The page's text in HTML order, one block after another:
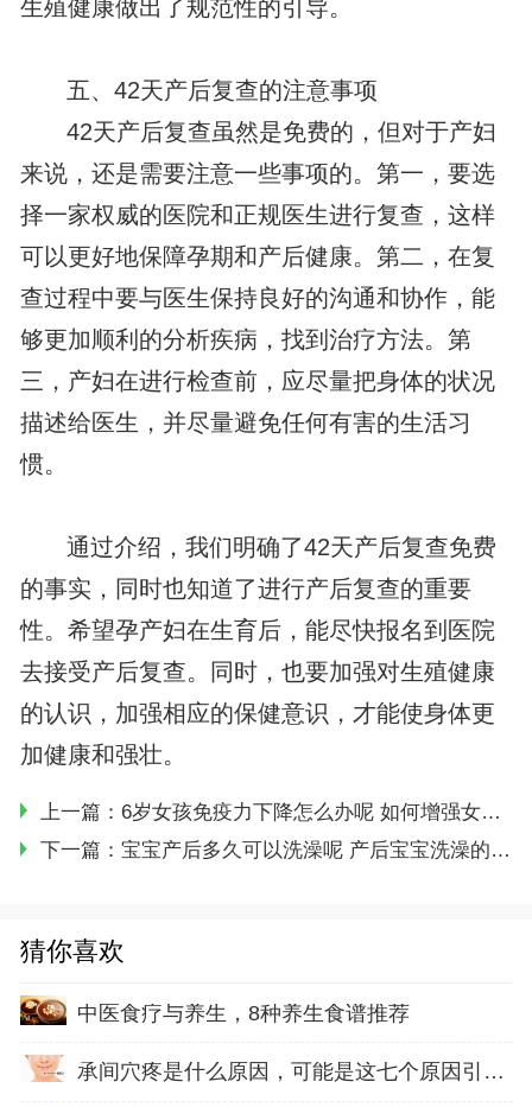
生殖健康做出了规范性的引导。
五、42天产后复查的注意事项
42天产后复查虽然是免费的，但对于产妇
来说，还是需要注意一些事项的。第一，要选
择一家权威的医院和正规医生进行复查，这样
可以更好地保障孕期和产后健康。第二，在复
查过程中要与医生保持良好的沟通和协作，能
够更加顺利的分析疾病，找到治疗方法。第
三，产妇在进行检查前，应尽量把身体的状况
描述给医生，并尽量避免任何有害的生活习
惯。
通过介绍，我们明确了42天产后复查免费
的事实，同时也知道了进行产后复查的重要
性。希望孕产妇在生育后，能尽快报名到医院
去接受产后复查。同时，也要加强对生殖健康
的认识，加强相应的保健意识，才能使身体更
加健康和强壮。
上一篇： 6岁女孩免疫力下降怎么办呢 如何增强女孩的免疫力
下一篇： 宝宝产后多久可以洗澡呢 产后宝宝洗澡的注意事项
猜你喜欢
中医食疗与养生，8种养生食谱推荐
承间穴疼是什么原因，可能是这七个原因引起的